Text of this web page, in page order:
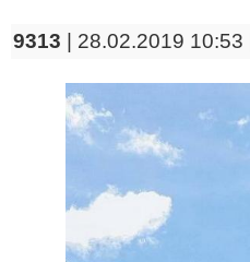
9313 | 28.02.2019 10:53 |